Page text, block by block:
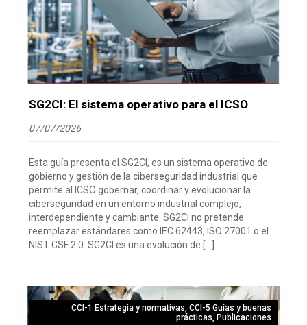
SG2CI: El sistema operativo para el ICSO
07/07/2026
Esta guía presenta el SG2CI, es un sistema operativo de
gobierno y gestión de la ciberseguridad industrial que
permite al ICSO gobernar, coordinar y evolucionar la
ciberseguridad en un entorno industrial complejo,
interdependiente y cambiante. SG2CI no pretende
reemplazar estándares como IEC 62443, ISO 27001 o el
NIST CSF 2.0. SG2CI es una evolución de […]
CCI-1 Estrategia y normativas, CCI-5 Guías y buenas
prácticas, Publicaciones